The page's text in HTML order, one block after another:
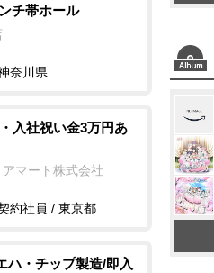
チ帯ホール
奈川県
入社祝い金3万円あ
マート株式会社
約社員 / 東京都
ハ・チップ製造/即入